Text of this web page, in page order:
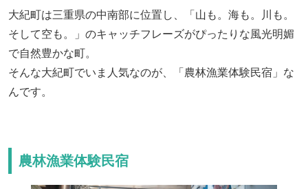
大紀町は三重県の中南部に位置し、「山も。海も。川も。
そして空も。」のキャッチフレーズがぴったりな風光明媚
で自然豊かな町。
そんな大紀町でいま人気なのが、「農林漁業体験民宿」な
んです。
農林漁業体験民宿